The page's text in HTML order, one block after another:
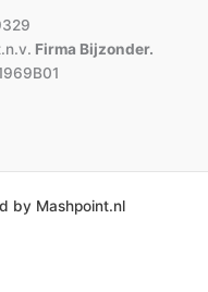
Firma Bijzonder.
by Mashpoint.nl